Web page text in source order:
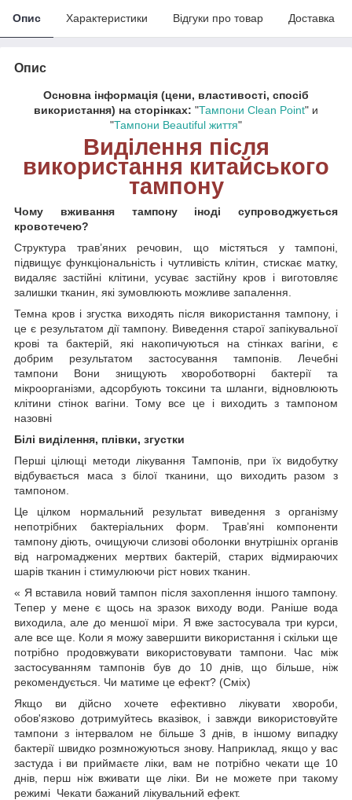
Опис Характеристики Відгуки про товар Доставка
Опис
Основна інформація (цени, властивості, спосіб
використання) на сторінках: "Тампони Clean Point" и
"Тампони Beautiful життя"
Виділення після
використання китайського
тампону
Чому вживання тампону іноді супроводжується
кровотечею?
Структура трав’яних речовин, що містяться у тампоні,
підвищує функціональність і чутливість клітин, стискає матку,
видаляє застійні клітини, усуває застійну кров і виготовляє
залишки тканин, які зумовлюють можливе запалення.
Темна кров і згустка виходять після використання тампону, і
це є результатом дії тампону. Виведення старої запікувальної
крові та бактерій, які накопичуються на стінках вагіни, є
добрим результатом застосування тампонів. Лечебні
тампони Вони знищують хвороботворні бактерії та
мікроорганізми, адсорбують токсини та шланги, відновлюють
клітини стінок вагіни. Тому все це і виходить з тампоном
назовні
Білі виділення, плівки, згустки
Перші цілющі методи лікування Тампонів, при їх видобутку
відбувається маса з білої тканини, що виходить разом з
тампоном.
Це цілком нормальний результат виведення з організму
непотрібних бактеріальних форм. Трав’яні компоненти
тампону діють, очищуючи слизові оболонки внутрішніх органів
від нагромаджених мертвих бактерій, старих відмираючих
шарів тканин і стимулюючи ріст нових тканин.
« Я вставила новий тампон після захоплення іншого тампону.
Тепер у мене є щось на зразок виходу води. Раніше вода
виходила, але до меншої міри. Я вже застосувала три курси,
але все ще. Коли я можу завершити використання і скільки ще
потрібно продовжувати використовувати тампони. Час між
застосуванням тампонів був до 10 днів, що більше, ніж
рекомендується. Чи матиме це ефект? (Сміх)
Якщо ви дійсно хочете ефективно лікувати хвороби,
обов'язково дотримуйтесь вказівок, і завжди використовуйте
тампони з інтервалом не більше 3 днів, в іншому випадку
бактерії швидко розмножуються знову. Наприклад, якщо у вас
застуда і ви приймаєте ліки, вам не потрібно чекати ще 10
днів, перш ніж вживати ще ліки. Ви не можете при такому
режимі Чекати бажаний лікувальний ефект.